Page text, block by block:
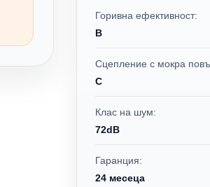
Горивна ефективност:
B
Сцепление с мокра
C
Клас на шум:
72dB
Гаранция:
24 месеца